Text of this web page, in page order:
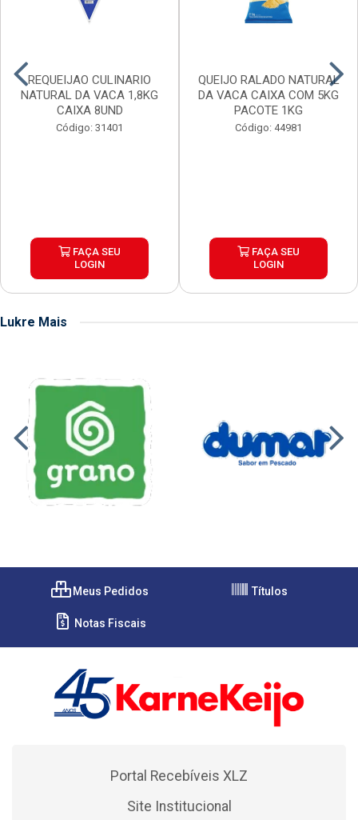
REQUEIJAO CULINARIO
NATURAL DA VACA 1,8KG
CAIXA 8UND
Código: 31401
FAÇA SEU
LOGIN
QUEIJO RALADO NATURAL
DA VACA CAIXA COM 5KG
PACOTE 1KG
Código: 44981
FAÇA SEU
LOGIN
Lukre Mais
Meus Pedidos Títulos
Notas Fiscais
Portal Recebíveis XLZ
Site Institucional